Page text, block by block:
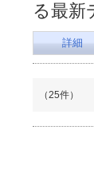
る最新
詳細
（25件）